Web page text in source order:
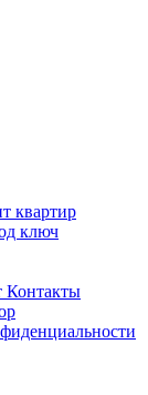
квартир
ключ
Контакты